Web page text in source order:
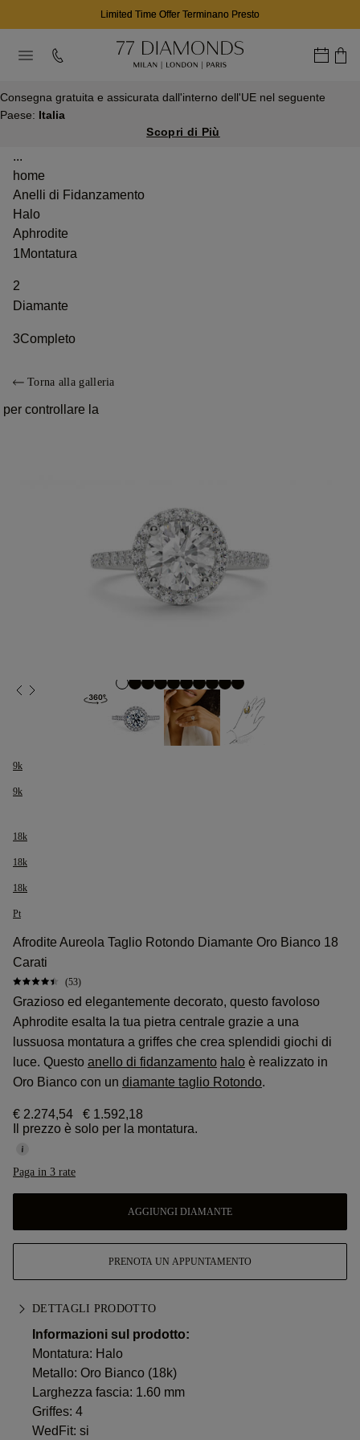
Limited Time Offer Terminano Presto
Consegna gratuita e assicurata dall'interno dell'UE nel seguente
Paese: Italia
Scopri di Più
...
home
Anelli di Fidanzamento
Halo
Aphrodite
1Montatura
2
Diamante
3Completo
Torna alla galleria
controllare la
9k
9k
18k
18k
18k
Pt
Afrodite Aureola Taglio Rotondo Diamante Oro Bianco 18
Carati
(53)
Grazioso ed elegantemente decorato, questo favoloso
Aphrodite esalta la tua pietra centrale grazie a una
lussuosa montatura a griffes che crea splendidi giochi di
luce. Questo anello di fidanzamento halo è realizzato in
Oro Bianco con un diamante taglio Rotondo.
€ 2.274,54
€ 1.592,18
Il prezzo è solo per la montatura.
Paga in 3 rate
AGGIUNGI DIAMANTE
PRENOTA UN APPUNTAMENTO
DETTAGLI PRODOTTO
Informazioni sul prodotto:
Montatura: Halo
Metallo: Oro Bianco (18k)
Larghezza fascia: 1.60 mm
Griffes: 4
WedFit: si